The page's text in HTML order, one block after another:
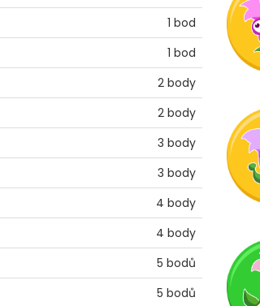
1 bod
1 bod
2 body
2 body
3 body
3 body
4 body
4 body
5 bodů
5 bodů